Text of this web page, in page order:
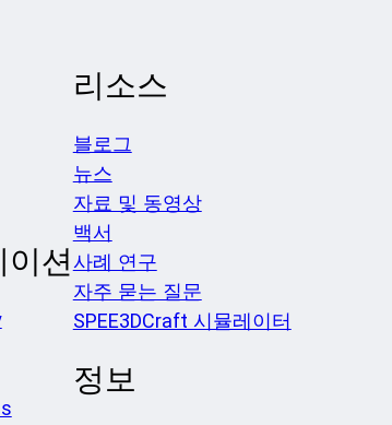
이션
리소스
블로그
뉴스
자료 및 동영상
백서
사례 연구
자주 묻는 질문
SPEE3DCraft 시뮬레이터
정보